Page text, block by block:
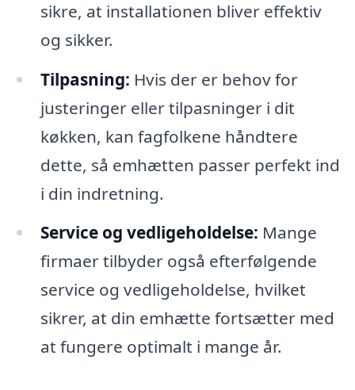
sikre, at installationen bliver effektiv
og sikker.
Tilpasning: Hvis der er behov for
justeringer eller tilpasninger i dit
køkken, kan fagfolkene håndtere
dette, så emhætten passer perfekt ind
i din indretning.
Service og vedligeholdelse: Mange
firmaer tilbyder også efterfølgende
service og vedligeholdelse, hvilket
sikrer, at din emhætte fortsætter med
at fungere optimalt i mange år.